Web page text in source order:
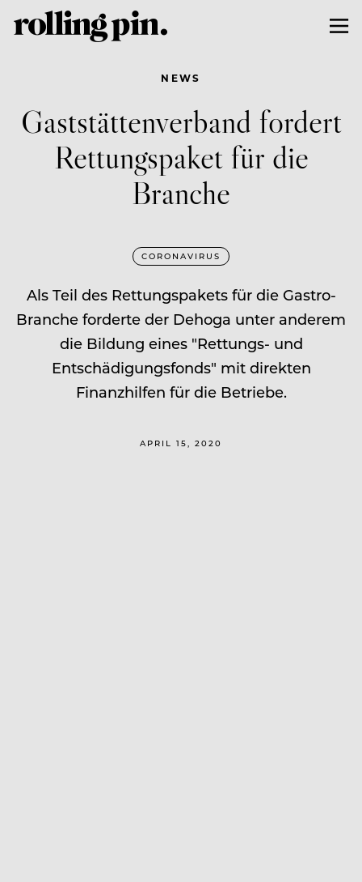
NEWS
Gaststättenverband fordert
Rettungspaket für die
Branche
CORONAVIRUS
Als Teil des Rettungspakets für die Gastro-
Branche forderte der Dehoga unter anderem
die Bildung eines "Rettungs- und
Entschädigungsfonds" mit direkten
Finanzhilfen für die Betriebe.
APRIL 15, 2020